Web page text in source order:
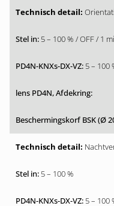
5 – 100 % / OFF / 1
5 – 100
5 – 100 %
5 – 100